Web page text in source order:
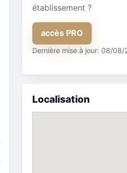
établissement ?
accès PRO
Dernière mise à jour: 08/08/
Localisation